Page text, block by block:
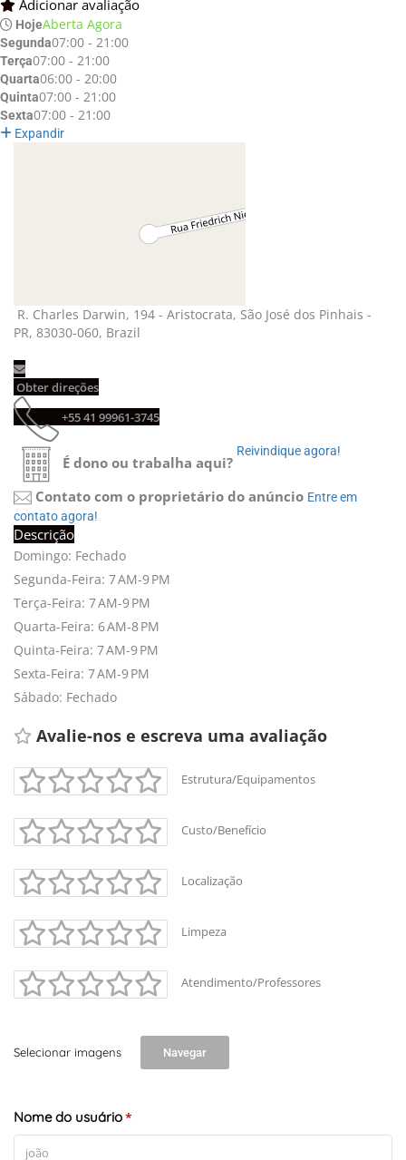
Adicionar avaliação
HojeAberta Agora
Segunda07:00 - 21:00
Terça07:00 - 21:00
Quarta06:00 - 20:00
Quinta07:00 - 21:00
Sexta07:00 - 21:00
Expandir
Leaflet
R. Charles Darwin, 194 - Aristocrata, São José dos Pinhais -
PR, 83030-060, Brazil
Obter direções
+55 41 99961-3745
É dono ou trabalha aqui?
Reivindique agora!
Contato com o proprietário do anúncio Entre em
contato agora!
Descrição
Domingo: Fechado
Segunda-Feira: 7 AM-9 PM
Terça-Feira: 7 AM-9 PM
Quarta-Feira: 6 AM-8 PM
Quinta-Feira: 7 AM-9 PM
Sexta-Feira: 7 AM-9 PM
Sábado: Fechado
Avalie-nos e escreva uma avaliação
Estrutura/Equipamentos
Custo/Benefício
Localização
Limpeza
Atendimento/Professores
Selecionar imagens Navegar
Nome do usuário*